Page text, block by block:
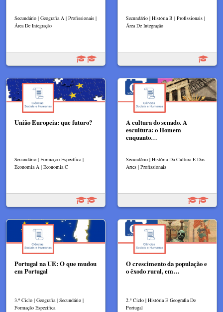
Secundário | Geografia A | Profissionais |
Área De Integração
Secundário | História B | Profissionais |
Área De Integração
União Europeia: que futuro?
Secundário | Formação Específica |
Economia A | Economia C
A cultura do senado. A
escultura: o Homem
enquanto…
Secundário | História Da Cultura E Das
Artes | Profissionais
Portugal na UE: O que mudou
em Portugal
3.º Ciclo | Geografia | Secundário |
Formação Específica
O crescimento da população e
o êxodo rural, em…
2.º Ciclo | História E Geografia De
Portugal